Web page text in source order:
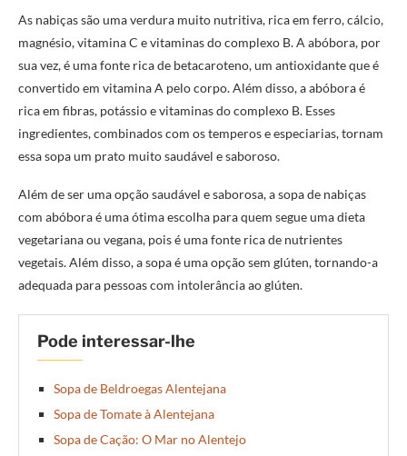
As nabiças são uma verdura muito nutritiva, rica em ferro, cálcio,
magnésio, vitamina C e vitaminas do complexo B. A abóbora, por
sua vez, é uma fonte rica de betacaroteno, um antioxidante que é
convertido em vitamina A pelo corpo. Além disso, a abóbora é
rica em fibras, potássio e vitaminas do complexo B. Esses
ingredientes, combinados com os temperos e especiarias, tornam
essa sopa um prato muito saudável e saboroso.
Além de ser uma opção saudável e saborosa, a sopa de nabiças
com abóbora é uma ótima escolha para quem segue uma dieta
vegetariana ou vegana, pois é uma fonte rica de nutrientes
vegetais. Além disso, a sopa é uma opção sem glúten, tornando-a
adequada para pessoas com intolerância ao glúten.
Pode interessar-lhe
Sopa de Beldroegas Alentejana
Sopa de Tomate à Alentejana
Sopa de Cação: O Mar no Alentejo